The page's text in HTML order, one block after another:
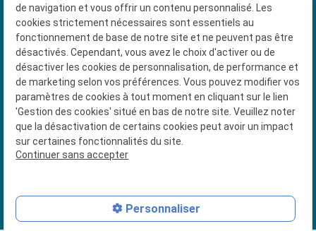
04 74 56 92 91
Siret : 53018337500027
Plan du site
Mentions légales
Politique de confidentialité
de navigation et vous offrir un contenu personnalisé. Les
cookies strictement nécessaires sont essentiels au
fonctionnement de base de notre site et ne peuvent pas être
désactivés. Cependant, vous avez le choix d'activer ou de
désactiver les cookies de personnalisation, de performance et
de marketing selon vos préférences. Vous pouvez modifier vos
paramètres de cookies à tout moment en cliquant sur le lien
'Gestion des cookies' situé en bas de notre site. Veuillez noter
que la désactivation de certains cookies peut avoir un impact
sur certaines fonctionnalités du site.
Continuer sans accepter
Personnaliser